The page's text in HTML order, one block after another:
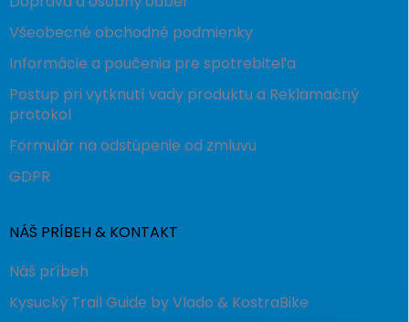
Všeobecné obchodné podmienky
Informácie a poučenia pre spotrebiteľa
Postup pri vytknutí vady produktu a Reklamačný
protokol
Formulár na odstúpenie od zmluvu
GDPR
NÁŠ PRÍBEH & KONTAKT
Náš príbeh
Kysucký Trail Guide by Vlado & KostraBike